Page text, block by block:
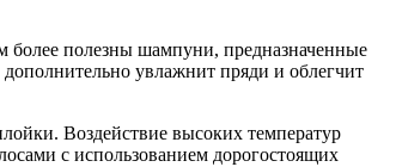
более полезны шампуни, предназначенные
увлажнит пряди и облегчит
Воздействие высоких температур
с использованием дорогостоящих